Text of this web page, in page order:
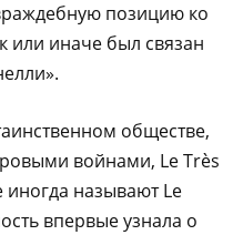
позицию ко
или иначе был связан
обществе,
войнами, Le Très
называют Le
впервые узнала о